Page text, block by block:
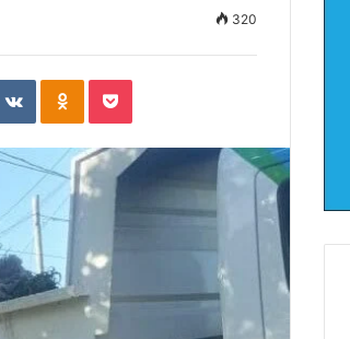
320
VKontakteOdnoklassniki
Pocket